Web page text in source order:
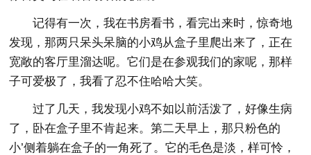
记得有一次，我在书房看书，看完出来时，惊奇地
发现，那两只呆头呆脑的小鸡从盒子里爬出来了，正在
宽敞的客厅里溜达呢。它们是在参观我们的家呢，那样
子可爱极了，我看了忍不住哈哈大笑。
过了几天，我发现小鸡不如以前活泼了，好像生病
了，卧在盒子里不肯起来。第二天早上，那只粉色的
小’侧着躺在盒子的一角死了。它的毛色是淡，样可怜，